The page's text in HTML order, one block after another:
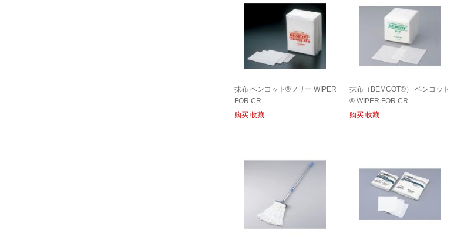
抹布 ベンコット®フリー WIPER
FOR CR
购买 收藏
抹布（BEMCOT®） ベンコット
® WIPER FOR CR
购买 收藏